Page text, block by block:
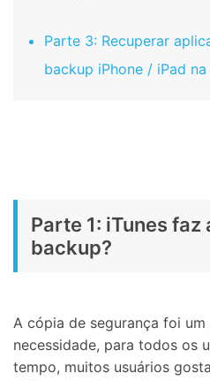
Parte 3: Recuperar
backup iPhone / iPad na
Parte 1: iTunes
backup?
A cópia de segurança foi
necessidade, para todos os
tempo, muitos usuários